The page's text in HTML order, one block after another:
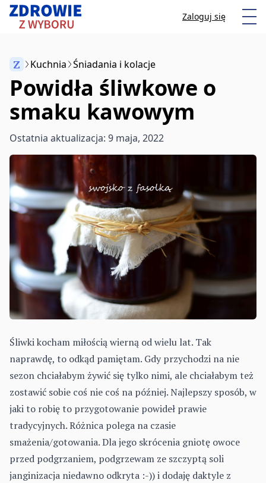
Przeskocz do treści Zaloguj się
Anuluj
Z Kuchnia Śniadania i kolacje
Powidła śliwkowe o
smaku kawowym
Ostatnia aktualizacja: 9 maja, 2022
Śliwki kocham miłością wierną od wielu lat. Tak
naprawdę, to odkąd pamiętam. Gdy przychodzi na nie
sezon chciałabym żywić się tylko nimi, ale chciałabym też
zostawić sobie coś nie coś na później. Najlepszy sposób, w
jaki to robię to przygotowanie powideł prawie
tradycyjnych. Różnica polega na czasie
smażenia/gotowania. Dla jego skrócenia gniotę owoce
przed podgrzaniem, podgrzewam ze szczyptą soli
janginizacja niedawno odkryta :-)) i dodaję daktyle z